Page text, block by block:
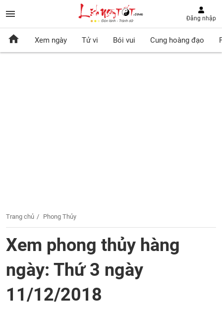
Đăng nhập
Xem ngày Tử vi Bói vui Cung hoàng đạo
Trang chủ Phong Thủy
Xem phong thủy hàng
ngày: Thứ 3 ngày
11/12/2018